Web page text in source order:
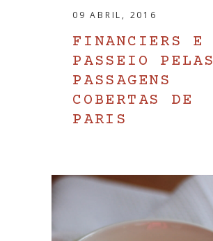
09 ABRIL, 2016
FINANCIERS E
PASSEIO PELAS
PASSAGENS
COBERTAS DE
PARIS